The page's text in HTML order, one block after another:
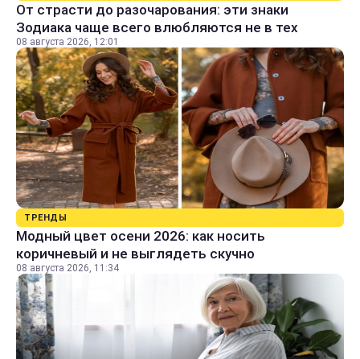
От страсти до разочарования: эти знаки
Зодиака чаще всего влюбляются не в тех
08 августа 2026, 12:01
ТРЕНДЫ
Модный цвет осени 2026: как носить
коричневый и не выглядеть скучно
08 августа 2026, 11:34